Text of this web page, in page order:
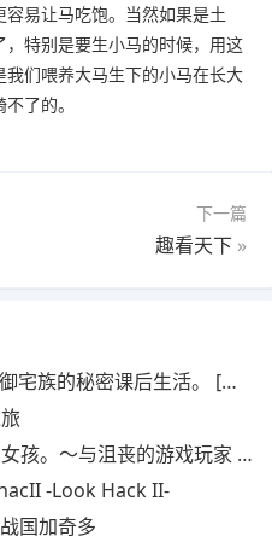
易让马吃饱。当然如果是土
特别是要生小马的时候，用这
们喂养大马生下的小马在长大
了的。
下一篇
趣看天下 »
リティー] 夏ノ音。ギャルと、オタクと、秘密の放課後。
沮丧的游戏玩家 JK 一起生活〜
-Look Hack II-
国加奇多